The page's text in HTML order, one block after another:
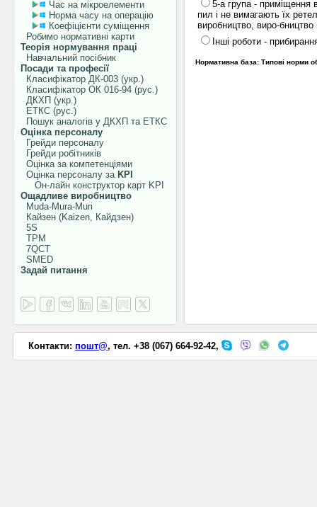
Час на мікроелементи
Норма часу на операцію
Коефіцієнти суміщення
Робимо нормативні карти
Теорія нормування праці
Навчальний посібник
Посади та професії
Класифікатор ДК-003 (укр.)
Класифікатор ОК 016-94 (рус.)
ДКХП (укр.)
ЕТКС (рус.)
Пошук аналогів у ДКХП та ЕТКС
Оцінка персоналу
Грейди персоналу
Грейди робітників
Оцінка за компетенціями
Оцінка персоналу за KPI
Он-лайн конструктор карт KPI
Ощадливе виробництво
Muda-Mura-Muri
Кайзен (Kaizen, Кайдзен)
5S
TPM
7QCT
SMED
Задай питання
5-а група - приміщення
пил і не вимагають їх
виробництво, виро-бництво
Інші роботи -
Нормативна база: Типові норми
Контакти: пошт@, тел. +38 (067) 664-92-42,